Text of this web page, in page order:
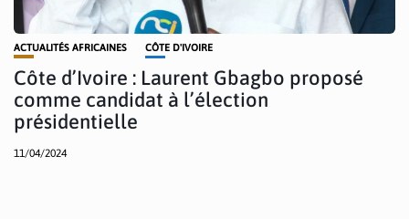
ACTUALITÉS AFRICAINES CÔTE D'IVOIRE
Côte d’Ivoire : Laurent Gbagbo proposé
comme candidat à l’élection
présidentielle
11/04/2024